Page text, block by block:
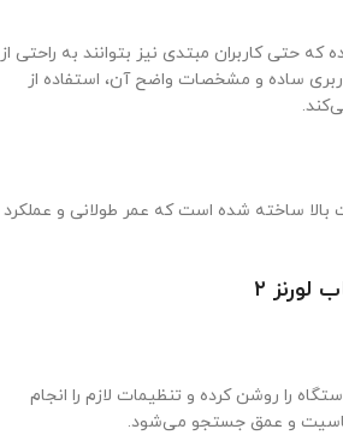
شده که حتی کاربران مبتدی نیز بتوانند به راحتی از
ساده و مشخصات واضح آن، استفاده از
بالا ساخته شده است که عمر طولانی و عملکرد
۲
را روشن کرده و تنظیمات لازم را انجام
و عمق جستجو می‌شود.